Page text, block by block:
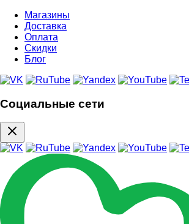
Магазины
Доставка
Оплата
Скидки
Блог
Социальные сети